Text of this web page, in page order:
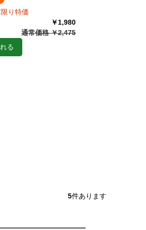
り特価
￥1,980
通常価格 ￥2,475
る
5件あります